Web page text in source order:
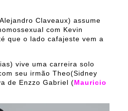
Claveaux) assume
com Kevin
que o lado cafajeste vem a
vive uma carreira solo
seu irmão Theo(Sidney
de Enzzo Gabriel (Mauricio